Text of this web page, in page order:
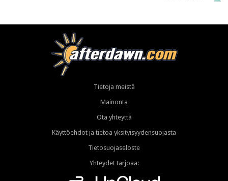
Tietoja meistä
Mainonta
Ota yhteyttä
Käyttöehdot ja tietoa yksityisyydensuojasta
Tietosuojaseloste
Yhteydet tarjoaa: